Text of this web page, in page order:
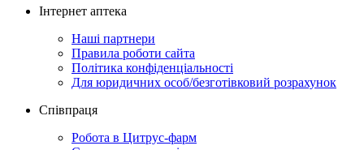
Інтернет аптека
Наші партнери
Правила роботи сайта
Політика конфіденціальності
Для юридичних особ/безготівковий розрахунок
Співпраця
Робота в Цитрус-фарм